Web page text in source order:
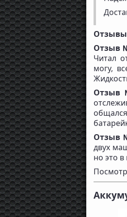
Отзывы
Отзыв
Читал
могу,
Отзыв
Отзыв
двух
но это